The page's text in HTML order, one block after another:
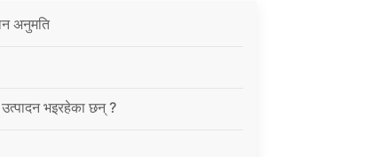
अनुमति
उत्पादन भइरहेका छन् ?